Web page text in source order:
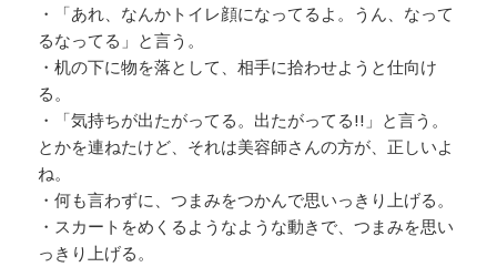
・「あれ、なんかトイレ顔になってるよ。うん、なって
るなってる」と言う。
・机の下に物を落として、相手に拾わせようと仕向け
る。
・「気持ちが出たがってる。出たがってる!!」と言う。
とかを連ねたけど、それは美容師さんの方が、正しいよ
ね。
・何も言わずに、つまみをつかんで思いっきり上げる。
・スカートをめくるようなような動きで、つまみを思い
っきり上げる。